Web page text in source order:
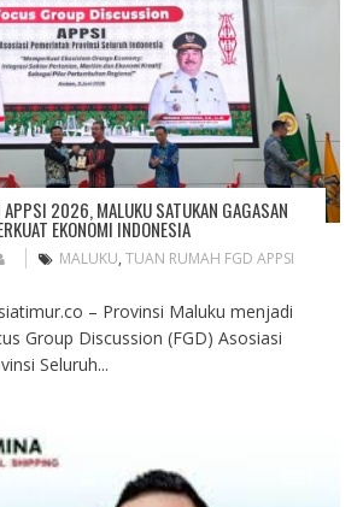
APPSI 2026, MALUKU SATUKAN GAGASAN
EKONOMI INDONESIA
MALUKU, TUAN RUMAH FGD APPSI
– Provinsi Maluku menjadi
Group Discussion (FGD) Asosiasi
Seluruh...